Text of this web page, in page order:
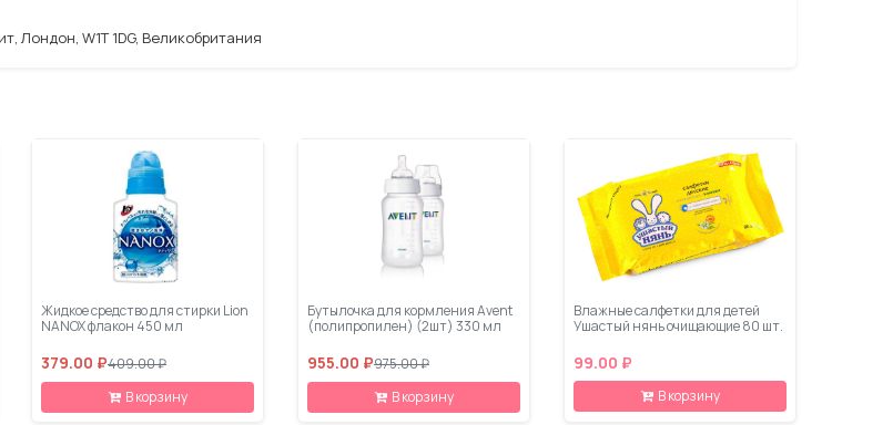
Лондон, W1T 1DG, Великобритания
Жидкое средство для стирки Lion
NANOX флакон 450 мл
379.00 ₽409.00 ₽
В корзину
Бутылочка для кормления Avent
(полипропилен) (2шт) 330 мл
955.00 ₽975.00 ₽
В корзину
Влажные салфетки для детей
Ушастый нянь очищающие 80 шт.
99.00 ₽
В корзину